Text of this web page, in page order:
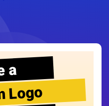
a
Logo